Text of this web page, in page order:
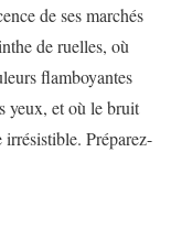
de ses marchés
de ruelles, où
flamboyantes
yeux, et où le bruit
irrésistible. Préparez-